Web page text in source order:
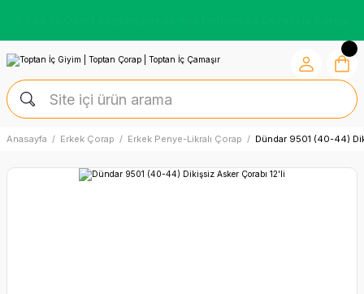
Anasayfa Erkek Çorap Erkek Penye-Likralı Çorap Dündar 9501 (40-44)